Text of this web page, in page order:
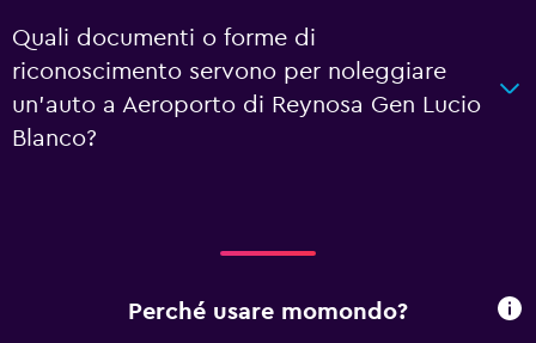
Quali documenti o forme di
riconoscimento servono per noleggiare
un'auto a Aeroporto di Reynosa Gen Lucio
Blanco?
Perché usare momondo?